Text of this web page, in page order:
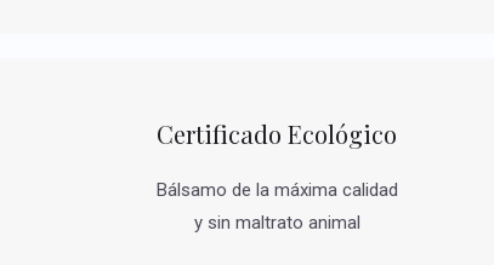
Certificado Ecológico
Bálsamo de la máxima calidad
y sin maltrato animal